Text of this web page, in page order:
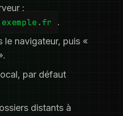
:
.
le navigateur, puis «
par défaut
distants à